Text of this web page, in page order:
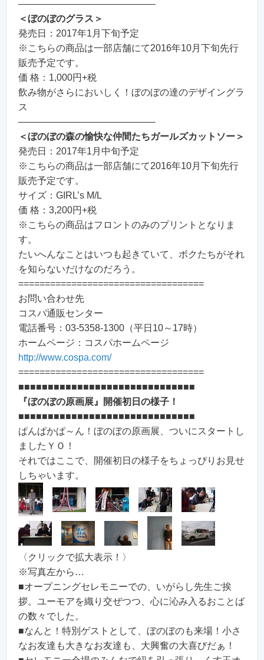
——————————————–
＜ぼのぼのグラス＞
発売日：2017年1月下旬予定
※こちらの商品は一部店舗にて2016年10月下旬先行
販売予定です。
価 格：1,000円+税
飲み物がさらにおいしく！ぼのぼの達のデザイングラ
ス
——————————————–
＜ぼのぼの森の愉快な仲間たちガールズカットソー＞
発売日：2017年1月中旬予定
※こちらの商品は一部店舗にて2016年10月下旬先行
販売予定です。
サイズ：GIRL’s M/L
価 格：3,200円+税
※こちらの商品はフロントのみのプリントとなりま
す。
たいへんなことはいつも起きていて、ボクたちがそれ
を知らないだけなのだろう。
===================================
お問い合わせ先
コスパ通販センター
電話番号：03-5358-1300（平日10～17時）
ホームページ：コスパホームページ
http://www.cospa.com/
===================================
■■■■■■■■■■■■■■■■■■■■■■■■■■■■■■
『ぼのぼの原画展』開催初日の様子！
■■■■■■■■■■■■■■■■■■■■■■■■■■■■■■
ぱんぱかぱ～ん！ぼのぼの原画展、ついにスタートし
ましたＹＯ！
それではここで、開催初日の様子をちょっぴりお見せ
しちゃいます。
〈クリックで拡大表示！〉
※写真左から…
■オープニングセレモニーでの、いがらし先生ご挨
拶。ユーモアを織り交ぜつつ、心に沁み入るおことば
の数々でした。
■なんと！特別ゲストとして、ぼのぼのも来場！小さ
なお友達も大きなお友達も、大興奮の大喜びだぁ！